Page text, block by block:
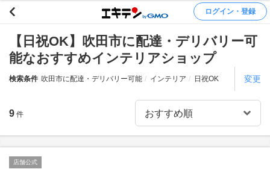
ログイン・登録
【日祝OK】吹田市に配達・デリバリー可
能なおすすめインテリアショップ
検索条件 吹田市に配達・デリバリー可能 インテリア 日祝OK 変更
9 件
店舗公式